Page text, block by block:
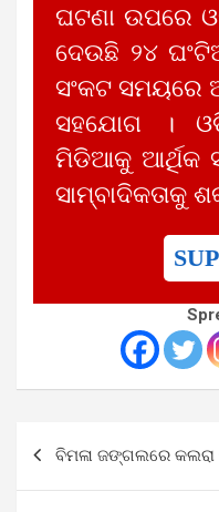
ଘଟଣା ଉପରେ
ଦେଉଛି ୨୪
ସଂକଟ
ସହଯୋଗ ।
ମିଡିଆକୁ ଆର୍ଥିକ
ସାମ୍ବାଦିକତାକୁ
navigation
ବିମଳା ଜଙ୍ଗଲରେ କଲରା